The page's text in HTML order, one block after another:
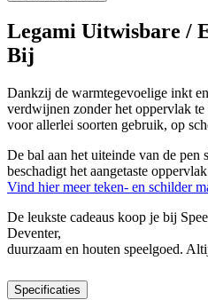
Legami Uitwisbare /
Bij
Dankzij de warmtegevoelige inkt
verdwijnen zonder het oppervlak
voor allerlei soorten gebruik, op
De bal aan het uiteinde van de pen
beschadigt het aangetaste
Vind hier meer teken- en schilder
De leukste cadeaus koop je bij
Deventer,
duurzaam en houten speelgoed.
Specificaties